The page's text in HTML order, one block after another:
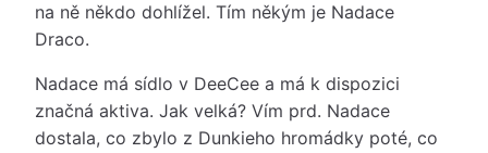
na ně někdo dohlížel. Tím někým je Nadace
Draco.
Nadace má sídlo v DeeCee a má k dispozici
značná aktiva. Jak velká? Vím prd. Nadace
dostala, co zbylo z Dunkieho hromádky poté, co